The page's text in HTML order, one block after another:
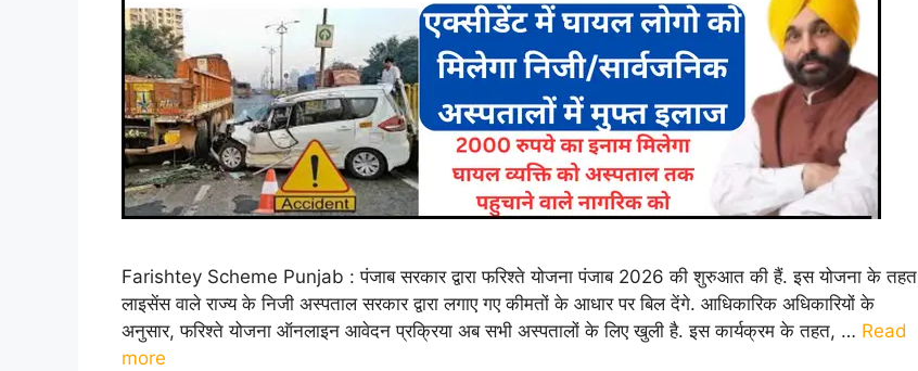
Farishtey Scheme Punjab : पंजाब सरकार द्वारा फरिश्ते योजना पंजाब 2026 की शुरुआत की हैं. इस योजना के तहत
लाइसेंस वाले राज्य के निजी अस्पताल सरकार द्वारा लगाए गए कीमतों के आधार पर बिल देंगे. आधिकारिक अधिकारियों के
अनुसार, फरिश्ते योजना ऑनलाइन आवेदन प्रक्रिया अब सभी अस्पतालों के लिए खुली है. इस कार्यक्रम के तहत, … Read
more